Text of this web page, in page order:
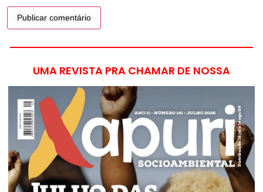
UMA REVISTA PRA CHAMAR DE NOSSA